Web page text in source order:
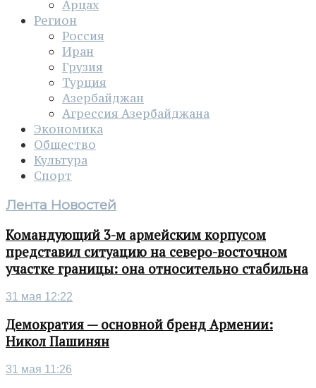
Арцах
Регион
Россия
Иран
Грузия
Турция
Азербайджан
Агрессия Азербайджана
Экономика
Общество
Культура
Спорт
Лента Новостей
Командующий 3-м армейским корпусом
представил ситуацию на северо-восточном
участке границы: она относительно стабильна
31 мая 12:22
Демократия — основной бренд Армении:
Никол Пашинян
31 мая 11:26